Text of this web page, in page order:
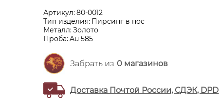
Артикул:80-0012
Тип изделия: Пирсинг в нос
Металл:Золото
Проба:Au 585
Забрать из 0 магазинов
Доставка Почтой России, СДЭК, DPD